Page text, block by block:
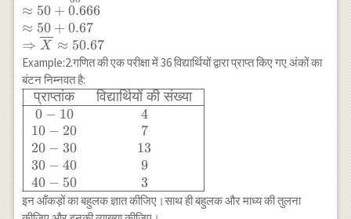
\\ \hline 40-44
& 42 & 5 & 42-
50=-8 & -40 \\
44-48 & 46 & 6
& 46-50=-4 &
-24 \\ 48-52 &
50 & 5 & 50-
50=0 & 0 \\
52-56 & 54 & 9
& 54-50=4 &
36 \\ 56-60 &
58 & 3 & 58-
50=8 & 24 \\
=50+\frac{20}{30} \\
\approx 50+0.666 \\ \approx
50+0.67 \\ \Rightarrow
\overline{X} \approx 50.67
≈ 50 + 0.666
≈ 50 + 0.67
⇒ X ≈ 50.67
Example:2.गणित की एक परीक्षा में 36 विद्यार्थियों द्वारा प्राप्त किए गए अंकों का
बंटन निम्नवत है:
\begin{array}
{|cccccc|}\hline
\text{ प्राप्तांक }
& \text{
विद्यार्थियों की संख्या
} \\ \hline 0-10
& 4 \\ 10-20 &
7 \\ 20-30 & 13
प्राप्तांक
0 − 10
10 − 20
20 − 30
30 − 40
40 − 50
विद्यार्थियों की संख्या
4
7
13
9
3
इन आँकड़ों का बहुलक ज्ञात कीजिए।साथ ही बहुलक और माध्य की तुलना